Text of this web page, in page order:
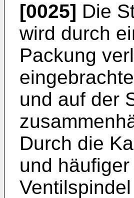
[0025] Die
wird durch
Packung
und auf der
Durch die
und